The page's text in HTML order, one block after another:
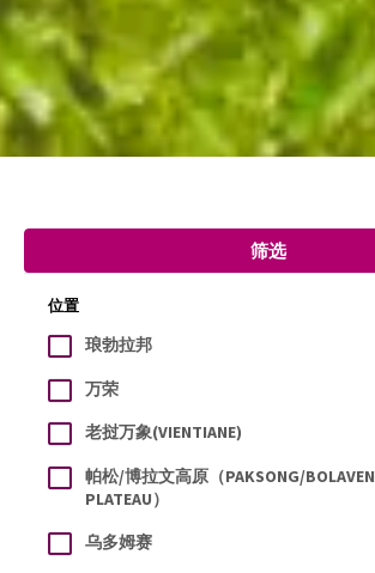
筛选
位置
琅勃拉邦
万荣
老挝万象(VIENTIANE)
帕松/博拉文高原（PAKSONG/BOLAVEN
PLATEAU）
乌多姆赛